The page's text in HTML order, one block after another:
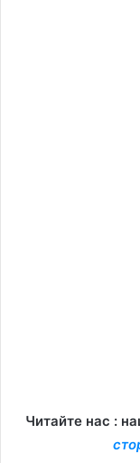
Читайте нас :